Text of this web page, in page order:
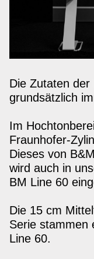
Die Zutaten der
grundsätzlich
Im
Fraunhofer-
Dieses von
wird auch in
BM Line 60
Die 15 cm
Serie stammen
Line 60.